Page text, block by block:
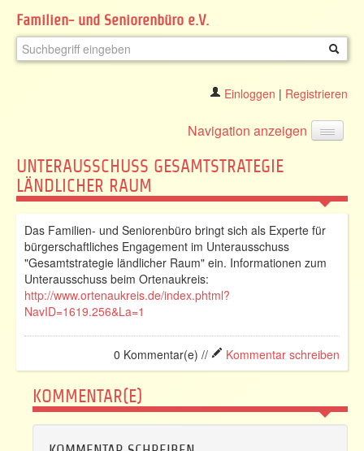
Familien- und Seniorenbüro e.V.
Einloggen | Registrieren
Navigation anzeigen
UNTERAUSSCHUSS GESAMTSTRATEGIE
LÄNDLICHER RAUM
Das Familien- und Seniorenbüro bringt sich als Experte für
bürgerschaftliches Engagement im Unterausschuss
"Gesamtstrategie ländlicher Raum" ein. Informationen zum
Unterausschuss beim Ortenaukreis:
http://www.ortenaukreis.de/index.phtml?
NavID=1619.256&La=1
0 Kommentar(e) // Kommentar schreiben
KOMMENTAR(E)